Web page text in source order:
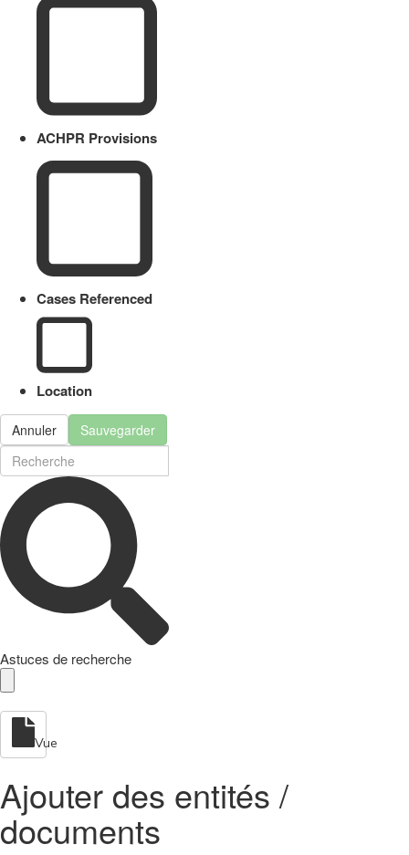
ACHPR Provisions
Cases Referenced
Location
Annuler Sauvegarder
Astuces de recherche
Vue
Ajouter des entités /
documents